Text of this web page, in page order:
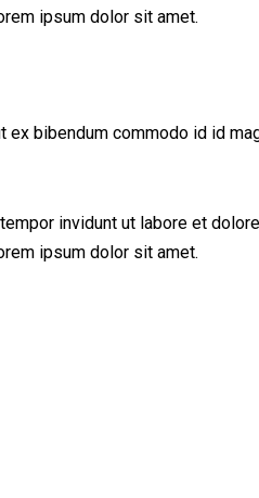
ipsum dolor sit amet.
bibendum commodo id id
invidunt ut labore et
ipsum dolor sit amet.